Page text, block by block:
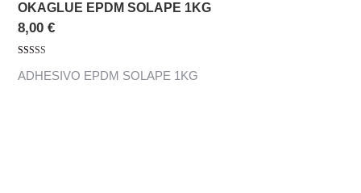
OKAGLUE EPDM SOLAPE 1KG
8,00 €
5.00 de 5
ADHESIVO EPDM SOLAPE 1KG